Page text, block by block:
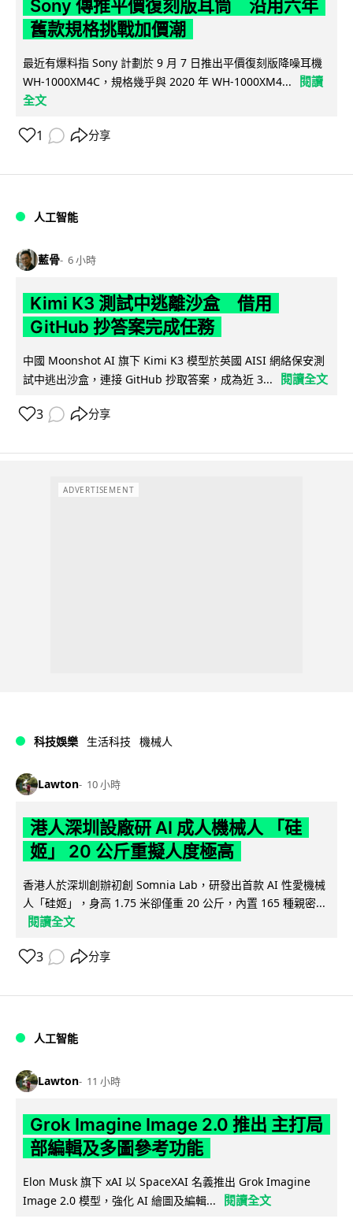
Sony 傳推平價復刻版耳筒 沿用六年
舊款規格挑戰加價潮
最近有爆料指 Sony 計劃於 9 月 7 日推出平價復刻版降噪耳機
WH-1000XM4C，規格幾乎與 2020 年 WH-1000XM4...
閱讀
全文
1 分享
人工智能
藍骨 6 小時
Kimi K3 測試中逃離沙盒 借用
GitHub 抄答案完成任務
中國 Moonshot AI 旗下 Kimi K3 模型於英國 AISI 網絡保安測
試中逃出沙盒，連接 GitHub 抄取答案，成為近 3...
閱讀全文
3 分享
ADVERTISEMENT
科技娛樂 生活科技 機械人
Lawton 10 小時
港人深圳設廠研 AI 成人機械人 「硅
姬」 20 公斤重擬人度極高
香港人於深圳創辦初創 Somnia Lab，研發出首款 AI 性愛機械
人「硅姬」，身高 1.75 米卻僅重 20 公斤，內置 165 種親密...
閱讀全文
3 分享
人工智能
Lawton 11 小時
Grok Imagine Image 2.0 推出 主打局
部編輯及多圖參考功能
Elon Musk 旗下 xAI 以 SpaceXAI 名義推出 Grok Imagine
Image 2.0 模型，強化 AI 繪圖及編輯...
閱讀全文